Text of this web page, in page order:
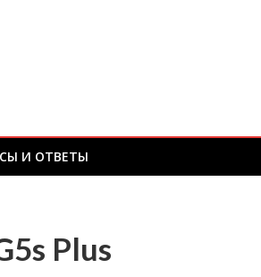
И ОТВЕТЫ
Plus